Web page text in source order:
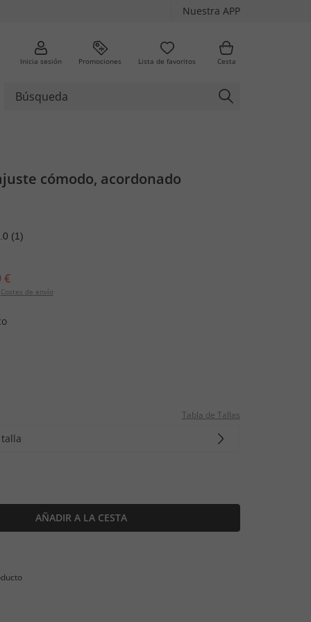
Nuestra APP
Inicia sesión Promociones Lista de favoritos Cesta
cómodo, acordonado
(1)
€
Costes de envío
Tabla de Tallas
AÑADIR A LA CESTA